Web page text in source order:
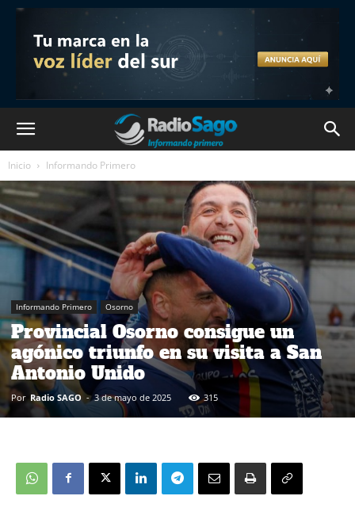
Inicio Informando Primero
Informando Primero Osorno
Provincial Osorno consigue un
agónico triunfo en su visita a San
Antonio Unido
Por Radio SAGO - 3 de mayo de 2025 315